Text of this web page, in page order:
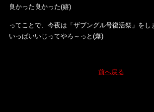
良かった良かった(嬉)
ってことで、今夜は「ザブングル号復活祭」をし
いっぱいいじってやろ～っと(爆)
前へ戻る